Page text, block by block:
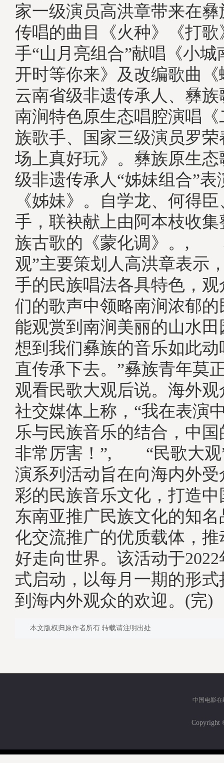
家一级演员高洪章带来在
传唱的曲目《火种》《打
手“山月亮组合”献唱《小
开时等你来》及改编歌曲
云南省级非遗传承人、彝
南涧特色原生态唱腔演唱
族歌手、国家三级演员罗
场上真好玩》。彝族原生
级非遗传承人“姊妹组合”
《姊妹》。自学龙、何得
手，联袂献上由阿本枝收
族古歌的《蒙化调》。,
观”主要策划人高洪章表示
手的民族唱法各具特色，
们的歌声中领略南涧浓郁
能观赏到南涧美丽的山
想到我们彝族的音乐如此
直传承下去。”彝族青年莫
观看民歌大观后说。海外观
社交媒体上称，“我在表演
乐与民族音乐的结合，中
非常厉害！”, “民歌大观
演系列活动旨在向海内外
彩的民族音乐文化，打造
东南亚推广民族文化的知
化交流推广的优质载体，
好走向世界。该活动于2022
式启动，以每月一期的形
到海内外观众的欢迎。(完)
本文版权归原作者所有 转载请注明出处
中国电影在
Copyright